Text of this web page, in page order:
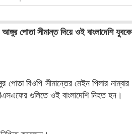
পোতা সীমান্ত দিয়ে ওই বাংলাদেশি
বিওপি সীমান্তের মেইন পিলার নাম্বার
গুলিতে ওই বাংলাদেশি নিহত হন।